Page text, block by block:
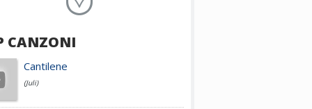
Planet Funk
Achille Lauro
CANZONI
Cantilene
(Juli)